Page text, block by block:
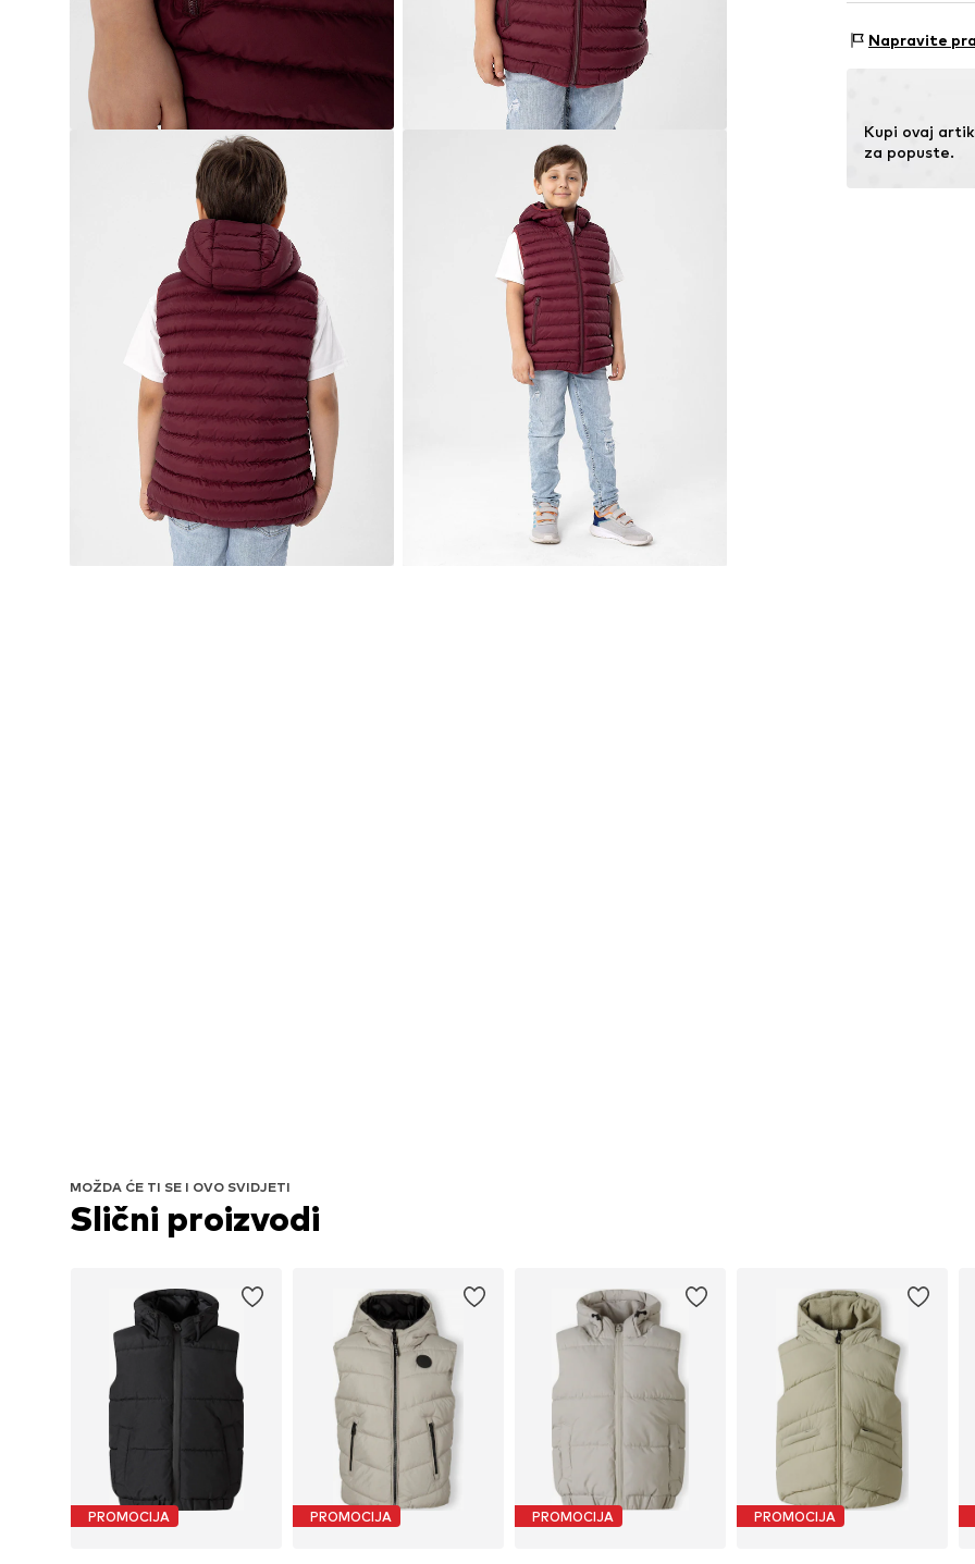
Esslinger Straße
Napravite
Kupi ovaj
za popuste.
MOŽDA ĆE TI SE I OVO SVIDJETI
Slični proizvodi
PROMOCIJA PROMOCIJA PROMOCIJA PROMOCIJA